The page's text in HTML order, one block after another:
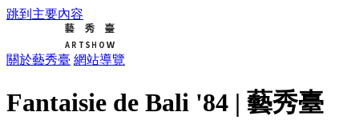
跳到主要內容
關於藝秀臺 網站導覽
Fantaisie de Bali '84 | 藝秀臺